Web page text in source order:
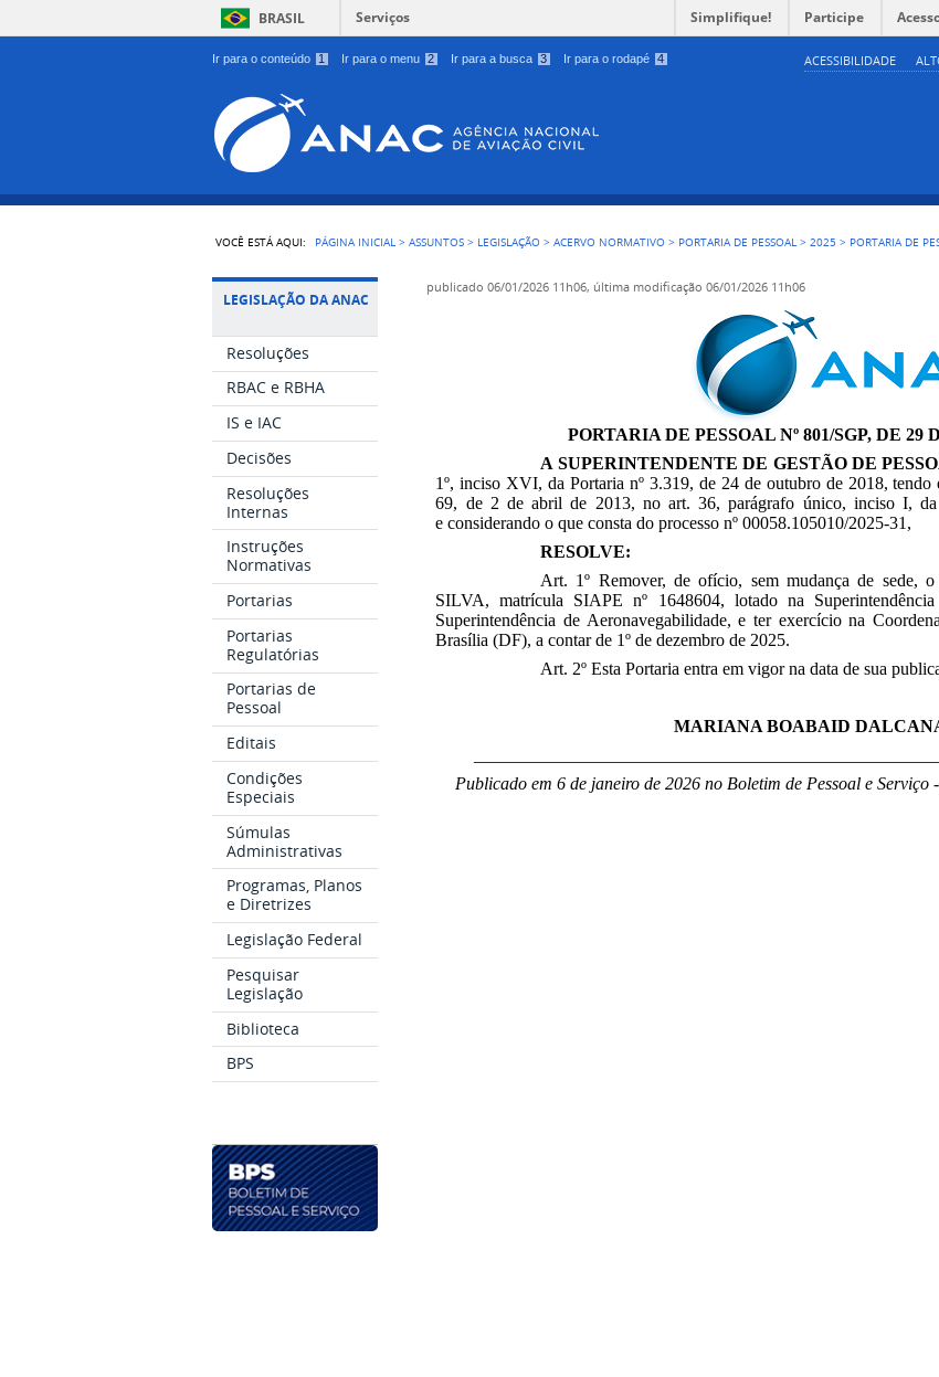
Ir para o conteúdo 1 Ir para o menu 2 Ir para a busca 3 Ir para o rodapé 4 ACESSIBILIDADE
BRASIL Serviços Simplifique! Participe
VOCÊ ESTÁ AQUI: PÁGINA INICIAL >ASSUNTOS > LEGISLAÇÃO >ACERVO NORMATIVO > PORTARIA DE PESSOAL >2025 > PORTARIA DE
LEGISLAÇÃO DA ANAC
Resoluções
RBAC e RBHA
IS e IAC
Decisões
Resoluções
Internas
Instruções
Normativas
Portarias
Portarias
Regulatórias
Portarias de
Pessoal
Editais
Condições
Especiais
Súmulas
Administrativas
Programas, Planos
e Diretrizes
Legislação Federal
Pesquisar
Legislação
Biblioteca
BPS
publicado 06/01/2026 11h06, última modificação 06/01/2026 11h06
PORTARIA DE PESSOAL Nº 801/SGP, DE 29
A SUPERINTENDENTE DE GESTÃO DE
1º, inciso XVI, da Portaria nº 3.319, de 24 de outubro de 2018,
69, de 2 de abril de 2013, no art. 36, parágrafo único, inciso I,
e considerando o que consta do processo nº 00058.105010/2025-31,
RESOLVE:
Art. 1º Remover, de ofício, sem mudança de
SILVA, matrícula SIAPE nº 1648604, lotado na
Superintendência de Aeronavegabilidade, e ter exercício na
Brasília (DF), a contar de 1º de dezembro de 2025.
Art. 2º Esta Portaria entra em vigor na data de sua
MARIANA BOABAID
Publicado em 6 de janeiro de 2026 no Boletim de Pessoal e Serviço